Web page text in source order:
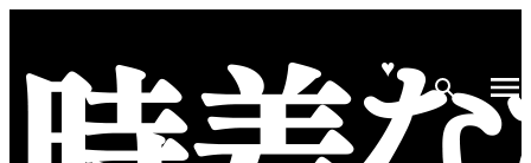
♥